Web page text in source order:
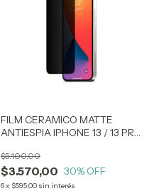
FILM CERAMICO MATTE
ANTIESPIA IPHONE 13 / 13 PRO
$3.570,00
$5.100,00
30% OFF
6x $595,00 sin interés